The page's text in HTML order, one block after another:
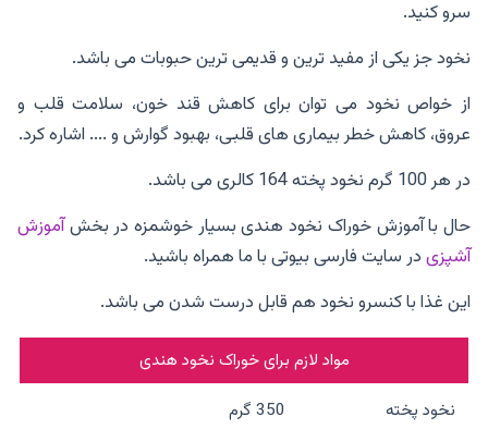
سرو کنید.
نخود جز یکی از مفید ترین و قدیمی ترین حبوبات می باشد.
از خواص نخود می توان برای کاهش قند خون، سلامت قلب و
عروق، کاهش خطر بیماری های قلبی، بهبود گوارش و .... اشاره کرد.
در هر 100 گرم نخود پخته 164 کالری می باشد.
حال با آموزش خوراک نخود هندی بسیار خوشمزه در بخشآموزش
آشپزیدر سایت فارسی بیوتی با ما همراه باشید.
این غذا با کنسرو نخود هم قابل درست شدن می باشد.
مواد لازم برای خوراک نخود هندی
نخود پخته
350 گرم